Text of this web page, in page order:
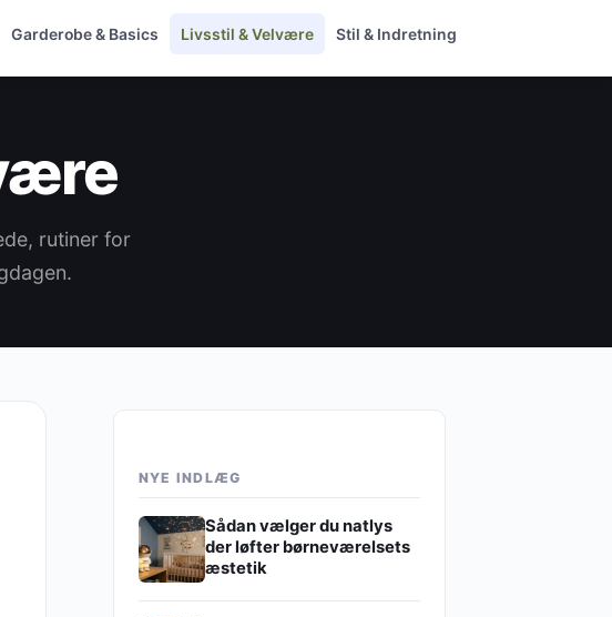
Garderobe & Basics Livsstil & Velvære Stil & Indretning
rutiner for
NYE INDLÆG
Sådan vælger du natlys
der løfter børneværelsets
æstetik